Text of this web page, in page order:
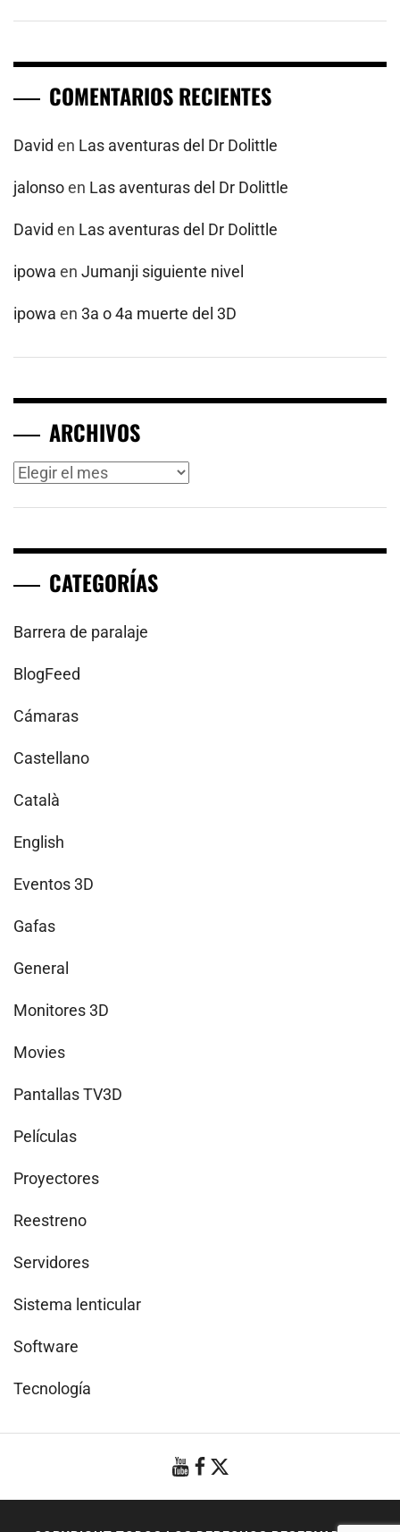
COMENTARIOS RECIENTES
David en Las aventuras del Dr Dolittle
jalonsoen Las aventuras del Dr Dolittle
David en Las aventuras del Dr Dolittle
ipowa en Jumanji siguiente nivel
ipowa en 3a o 4a muerte del 3D
ARCHIVOS
Archivos
CATEGORÍAS
Barrera de paralaje
BlogFeed
Cámaras
Castellano
Català
English
Eventos 3D
Gafas
General
Monitores 3D
Movies
Pantallas TV3D
Películas
Proyectores
Reestreno
Servidores
Sistema lenticular
Software
Tecnología